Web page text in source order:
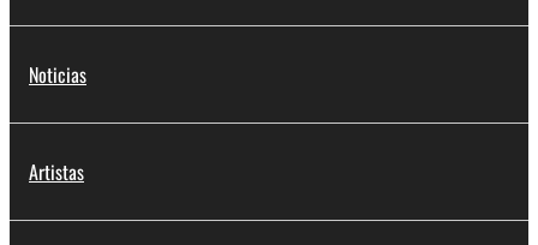
Noticias
Artistas